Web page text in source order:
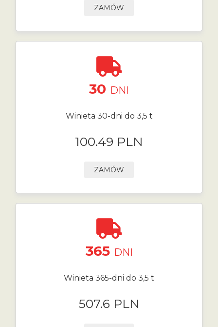
ZAMÓW
30 DNI
Winieta 30-dni do 3,5 t
100.49 PLN
ZAMÓW
365 DNI
Winieta 365-dni do 3,5 t
507.6 PLN